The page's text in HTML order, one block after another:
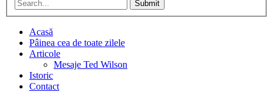
Submit
Acasă
Pâinea cea de toate zilele
Articole
Mesaje Ted Wilson
Istoric
Contact